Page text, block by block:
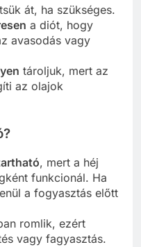
át, ha szükséges.
a diót, hogy
avasodás vagy
tároljuk, mert az
az olajok
, mert a héj
funkcionál. Ha
a fogyasztás előtt
romlik, ezért
vagy fagyasztás.